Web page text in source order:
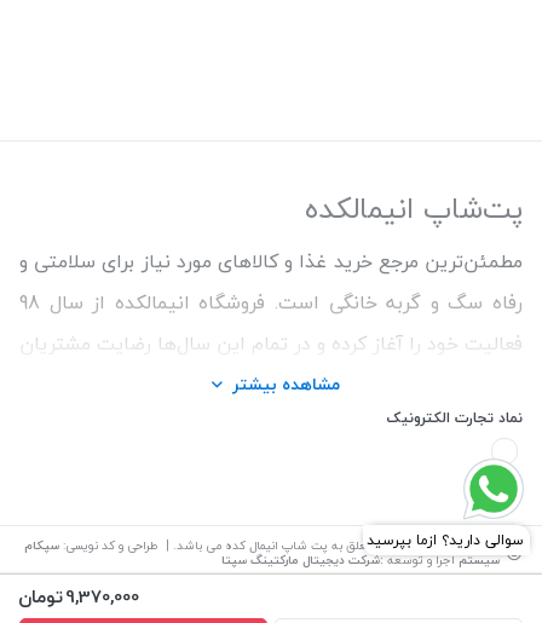
9,370,000تومان
پت‌شاپ انیمالکده
مطمئن‌ترین مرجع خرید غذا و کالاهای مورد نیاز برای سلامتی و
رفاه سگ و گربه خانگی است. فروشگاه انیمالکده از سال 98
فعالیت خود را آغاز کرده و در تمام این سال‌ها رضایت مشتریان
و ارائه محصولات اورجینال و با کیفیت برای حفظ سلامتی
حیوانات را اولویت کار خود قرار داده است. ما همواره سعی
کردیم با تنوع بالای محصولات و اطمینان از اصالت کالاها و
قیمت منصفانه تجربه خریدی خوشایند را برای مشتریان رقم
بزنیم. همچنین برای دریافت مشاوره رایگان درمورد محصولات
مشاهده بیشتر
نماد تجارت الکترونیک
© تمامی حقوق این سایت متعلق به پت شاپ انیمال کده می باشد. | طراحی و کد نویسی: سپکام
سیستماجرا و توسعه:شرکت دیجیتال مارکتینگ سپتا